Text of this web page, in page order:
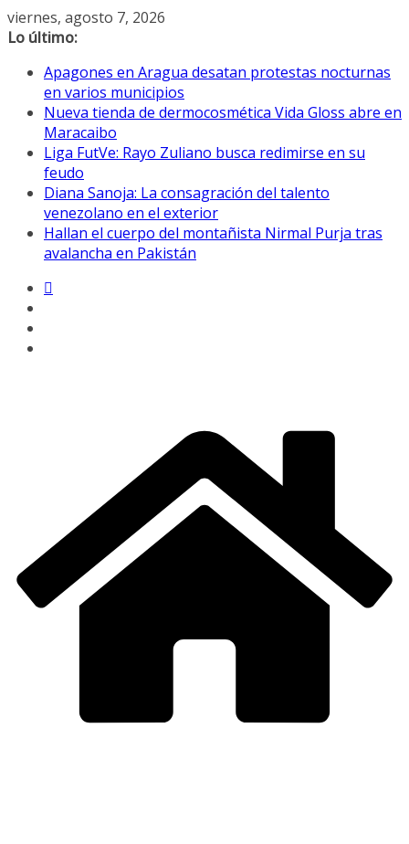
Saltar
al
viernes, agosto 7, 2026
Lo último:
Apagones en Aragua desatan protestas nocturnas
en varios municipios
Nueva tienda de dermocosmética Vida Gloss abre en
Maracaibo
Liga FutVe: Rayo Zuliano busca redimirse en su
feudo
Diana Sanoja: La consagración del talento
venezolano en el exterior
Hallan el cuerpo del montañista Nirmal Purja tras
avalancha en Pakistán